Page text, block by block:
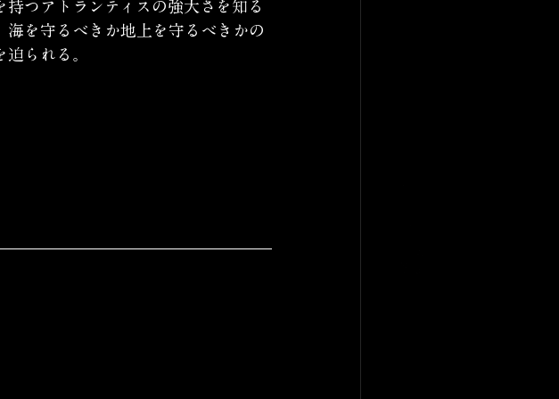
持つアトランティスの強大さを知る
海を守るべきか地上を守るべきかの
迫られる。